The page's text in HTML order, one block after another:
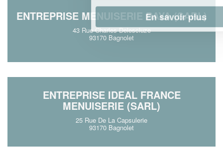
ENTREPRISE MENUISERIE BAYA (SARL)
43 Rue Charles Delescluze
93170 Bagnolet
ENTREPRISE IDEAL FRANCE
MENUISERIE (SARL)
25 Rue De La Capsulerie
93170 Bagnolet
En savoir plus